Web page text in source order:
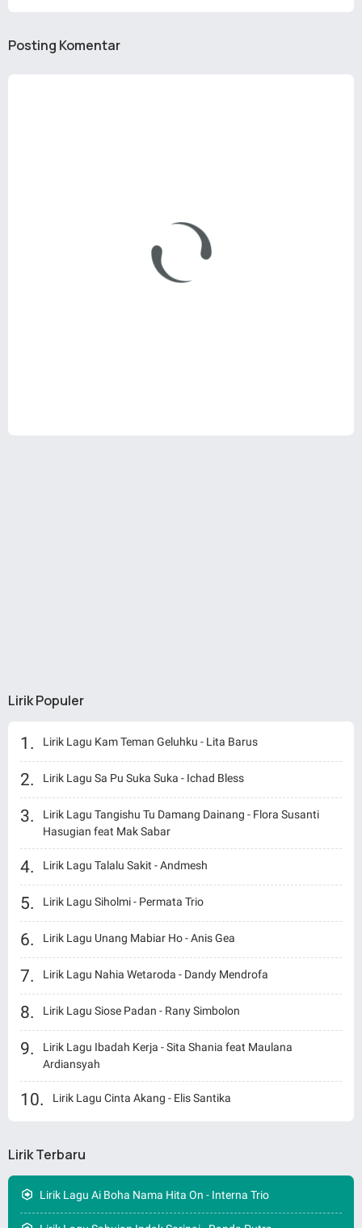
Posting Komentar
Lirik Populer
Lirik Lagu Kam Teman Geluhku - Lita Barus
Lirik Lagu Sa Pu Suka Suka - Ichad Bless
Lirik Lagu Tangishu Tu Damang Dainang - Flora Susanti
Hasugian feat Mak Sabar
Lirik Lagu Talalu Sakit - Andmesh
Lirik Lagu Siholmi - Permata Trio
Lirik Lagu Unang Mabiar Ho - Anis Gea
Lirik Lagu Nahia Wetaroda - Dandy Mendrofa
Lirik Lagu Siose Padan - Rany Simbolon
Lirik Lagu Ibadah Kerja - Sita Shania feat Maulana
Ardiansyah
Lirik Lagu Cinta Akang - Elis Santika
Lirik Terbaru
Lirik Lagu Ai Boha Nama Hita On - Interna Trio